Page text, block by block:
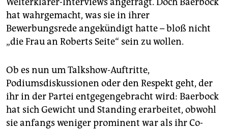
hat wahrgemacht, was sie in ihrer
Bewerbungsrede angekündigt hatte – bloß nicht
„die Frau an Roberts Seite“ sein zu wollen.
Ob es nun um Talkshow-Auftritte,
Podiumsdiskussionen oder den Respekt geht, der
ihr in der Partei entgegengebracht wird: Baerbock
hat sich Gewicht und Standing erarbeitet, obwohl
sie anfangs weniger prominent war als ihr Co-